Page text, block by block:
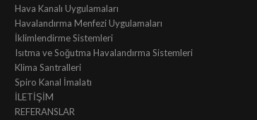
Hava Kanalı Uygulamaları
Havalandırma Menfezi Uygulamaları
İklimlendirme Sistemleri
Isıtma ve Soğutma Havalandırma Sistemleri
Klima Santralleri
Spiro Kanal İmalatı
İLETİŞİM
REFERANSLAR